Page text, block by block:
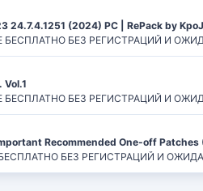
24.7.4.1251 (2024) PC | RePack by
БЕЗ РЕГИСТРАЦИЙ И
Vol.1
БЕЗ РЕГИСТРАЦИЙ И
Recommended One-off Patches
БЕЗ РЕГИСТРАЦИЙ И